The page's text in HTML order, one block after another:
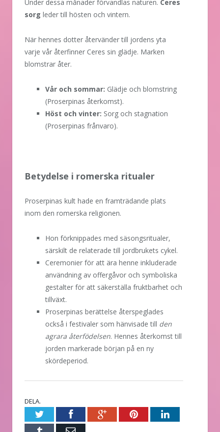
Under dessa månader förvandlas naturen. Ceres
sorg leder till hösten och vintern.
När hennes dotter återvänder till jordens yta
varje vår återfinner Ceres sin glädje. Marken
blomstrar åter.
Vår och sommar: Glädje och blomstring
(Proserpinas återkomst).
Höst och vinter: Sorg och stagnation
(Proserpinas frånvaro).
Betydelse i romerska ritualer
Proserpinas kult hade en framträdande plats
inom den romerska religionen.
Hon förknippades med säsongsritualer,
särskilt de relaterade till jordbrukets cykel.
Ceremonier för att ära henne inkluderade
användning av offergåvor och symboliska
gestalter för att säkerställa fruktbarhet och
tillväxt.
Proserpinas berättelse återspeglades
också i festivaler som hänvisade till den
agrara återfödelsen. Hennes återkomst till
jorden markerade början på en ny
skördeperiod.
DELA.
TwitterFacebookGoogle+PinterestLinkedIn